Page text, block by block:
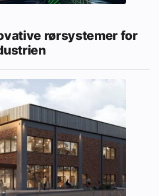
rørsystemer for